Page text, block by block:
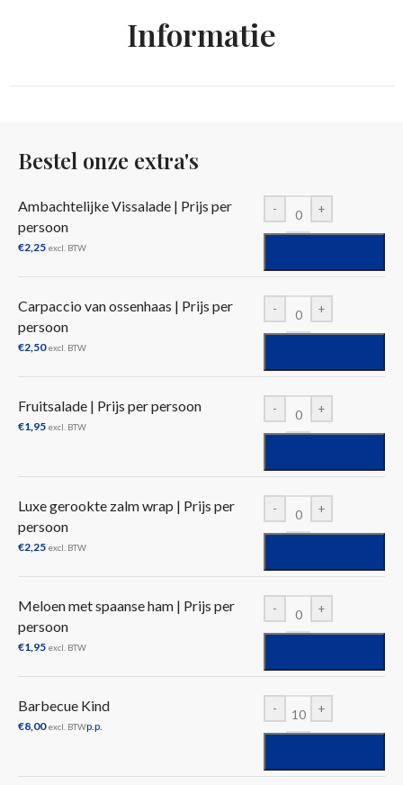
Informatie
Bestel onze extra's
Ambachtelijke Vissalade | Prijs per
persoon
€2,25 excl. BTW
- +
Carpaccio van ossenhaas | Prijs per
persoon
€2,50 excl. BTW
- +
Fruitsalade | Prijs per persoon
€1,95 excl. BTW
- +
Luxe gerookte zalm wrap | Prijs per
persoon
€2,25 excl. BTW
- +
Meloen met spaanse ham | Prijs per
persoon
€1,95 excl. BTW
- +
Barbecue Kind
€8,00 excl. BTWp.p.
- +